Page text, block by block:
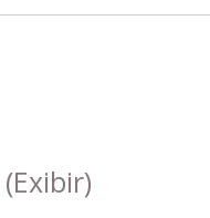
(Exibir)